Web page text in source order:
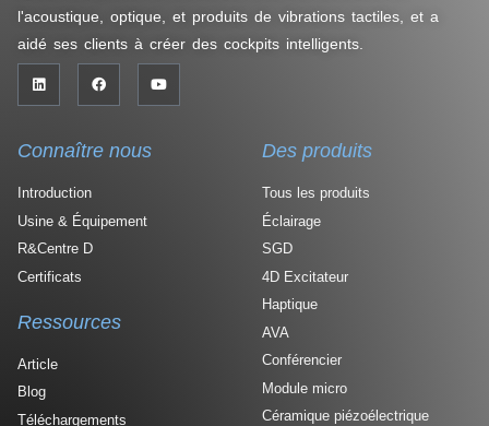
l'acoustique, optique, et produits de vibrations tactiles, et a
aidé ses clients à créer des cockpits intelligents.
Connaître nous
Introduction
Usine & Équipement
R&Centre D
Certificats
Des produits
Tous les produits
Éclairage
SGD
4D Excitateur
Haptique
AVA
Conférencier
Module micro
Céramique piézoélectrique
Ressources
Article
Blog
Téléchargements